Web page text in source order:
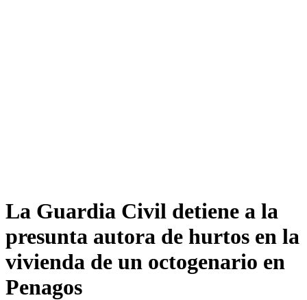
La Guardia Civil detiene a la
presunta autora de hurtos en la
vivienda de un octogenario en
Penagos